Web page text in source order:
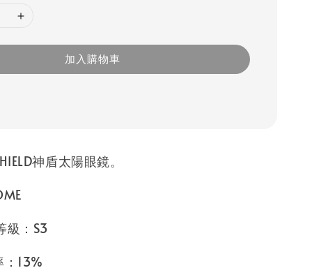
加入購物車
神盾太陽眼鏡。
級：S3
：13%